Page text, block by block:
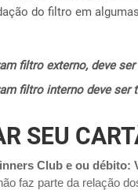
do filtro em
filtro externo, deve
filtro interno deve ser
SEU
Club e ou débito:
faz parte da relação